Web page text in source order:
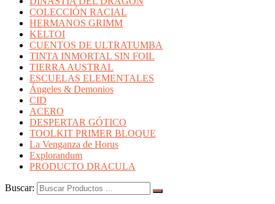
COLECCIÓN RACIAL
HERMANOS GRIMM
KELTOI
CUENTOS DE ULTRATUMBA
TINTA INMORTAL SIN FOIL
TIERRA AUSTRAL
ESCUELAS ELEMENTALES
Ángeles & Demonios
CID
ACERO
DESPERTAR GÓTICO
TOOLKIT PRIMER BLOQUE
La Venganza de Horus
Explorandum
PRODUCTO DRACULA
Buscar: